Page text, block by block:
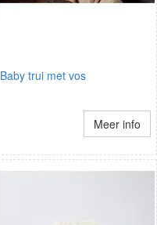
Baby trui met vos
Meer info